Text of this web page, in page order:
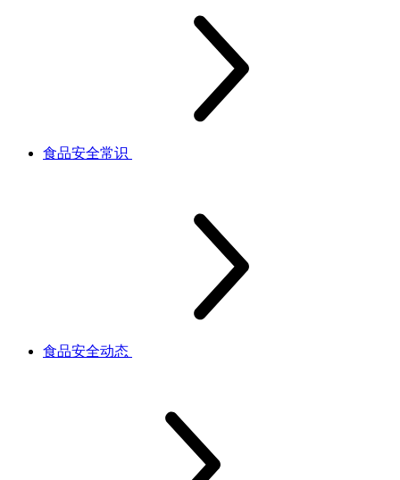
食品安全常识
食品安全动态